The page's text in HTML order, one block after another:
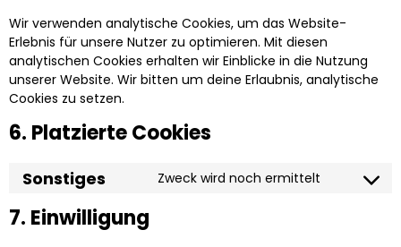
Wir verwenden analytische Cookies, um das Website-
Erlebnis für unsere Nutzer zu optimieren. Mit diesen
analytischen Cookies erhalten wir Einblicke in die Nutzung
unserer Website. Wir bitten um deine Erlaubnis, analytische
Cookies zu setzen.
6. Platzierte Cookies
Sonstiges Zweck wird noch ermittelt
7. Einwilligung